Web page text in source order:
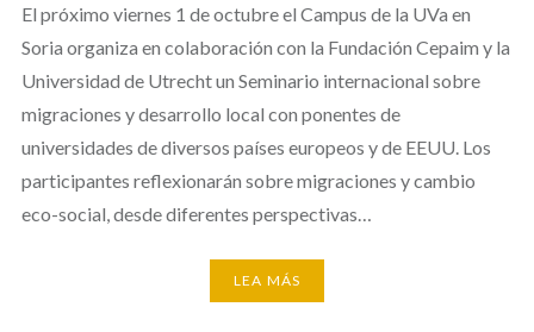
El próximo viernes 1 de octubre el Campus de la UVa en
Soria organiza en colaboración con la Fundación Cepaim y la
Universidad de Utrecht un Seminario internacional sobre
migraciones y desarrollo local con ponentes de
universidades de diversos países europeos y de EEUU. Los
participantes reflexionarán sobre migraciones y cambio
eco-social, desde diferentes perspectivas…
LEA MÁS